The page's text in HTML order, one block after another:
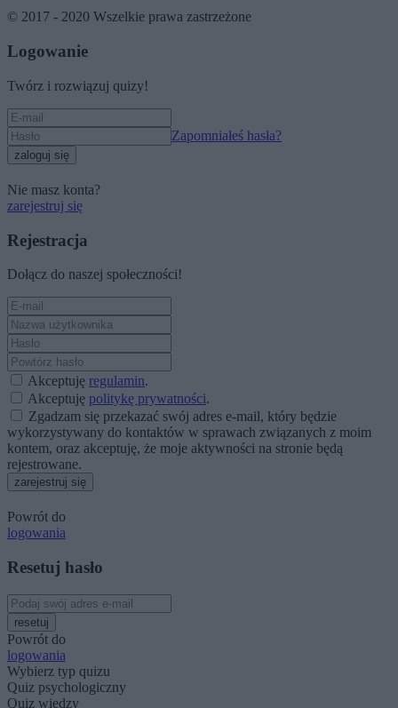
© 2017 - 2020 Wszelkie prawa zastrzeżone
Logowanie
Twórz i rozwiązuj quizy!
Zapomniałeś hasła?
zaloguj się
Nie masz konta?
zarejestruj się
Rejestracja
Dołącz do naszej społeczności!
Akceptuję regulamin.
Akceptuję politykę prywatności.
Zgadzam się przekazać swój adres e-mail, który będzie
wykorzystywany do kontaktów w sprawach związanych z moim
kontem, oraz akceptuję, że moje aktywności na stronie będą
rejestrowane.
zarejestruj się
Powrót do
logowania
Resetuj hasło
resetuj
Powrót do
logowania
Wybierz typ quizu
Quiz psychologiczny
Quiz wiedzy